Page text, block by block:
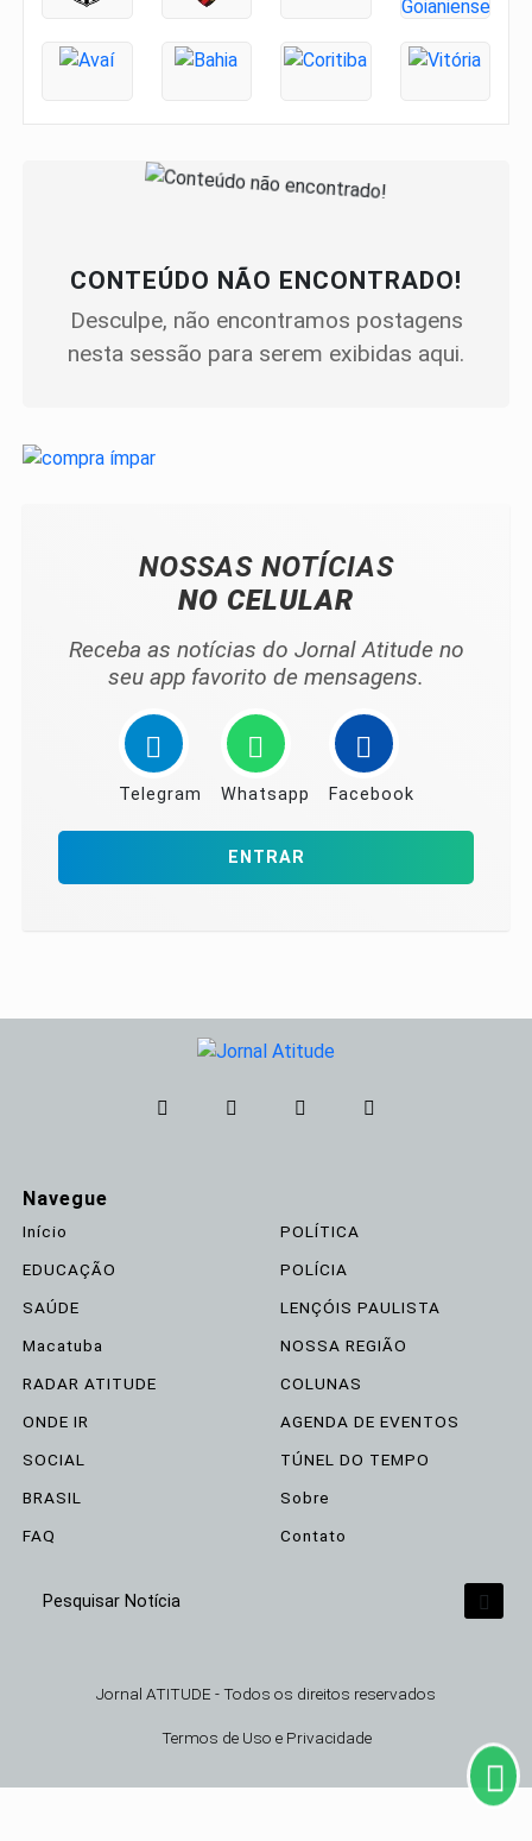
CONTEÚDO NÃO ENCONTRADO!
Desculpe, não encontramos postagens
nesta sessão para serem exibidas aqui.
NOSSAS NOTÍCIAS
NO CELULAR
Receba as notícias do Jornal Atitude no
seu app favorito de mensagens.
Telegram Whatsapp Facebook
ENTRAR
Navegue
Início
POLÍTICA
EDUCAÇÃO
POLÍCIA
SAÚDE
LENÇÓIS PAULISTA
Macatuba
NOSSA REGIÃO
RADAR ATITUDE
COLUNAS
ONDE IR
AGENDA DE EVENTOS
SOCIAL
TÚNEL DO TEMPO
BRASIL
Sobre
FAQ
Contato
Pesquisar Notícia
Jornal ATITUDE - Todos os direitos reservados
Termos de Uso e Privacidade
Termos de Uso e Privacidade
entendemos que você concorda com nossos